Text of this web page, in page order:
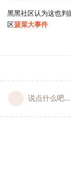
黑黑社区认为这也判
区菠菜大事件
说点什么吧...